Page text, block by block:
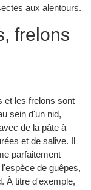
aux alentours.
frelons
et les frelons sont
sein d'un nid,
de la pâte à
et de salive. Il
parfaitement
de guêpes,
À titre d'exemple,